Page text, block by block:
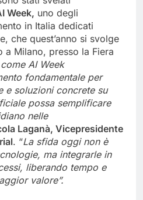
Week, uno degli
in Italia dedicati
che quest’anno si svolge
a Milano, presso la Fiera
AI Week
fondamentale per
e soluzioni concrete su
possa semplificare
nelle
Laganà, Vicepresidente
. “La sfida oggi non è
ma integrarle in
liberando tempo e
valore”.